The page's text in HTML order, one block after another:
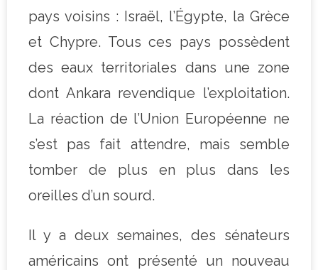
pays voisins : Israël, l’Égypte, la Grèce
et Chypre. Tous ces pays possèdent
des eaux territoriales dans une zone
dont Ankara revendique l’exploitation.
La réaction de l’Union Européenne ne
s’est pas fait attendre, mais semble
tomber de plus en plus dans les
oreilles d’un sourd.
Il y a deux semaines, des sénateurs
américains ont présenté un nouveau